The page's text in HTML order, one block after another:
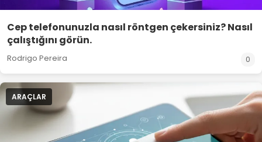
Cep telefonunuzla nasıl röntgen çekersiniz? Nasıl
çalıştığını görün.
Rodrigo Pereira 0
ARAÇLAR